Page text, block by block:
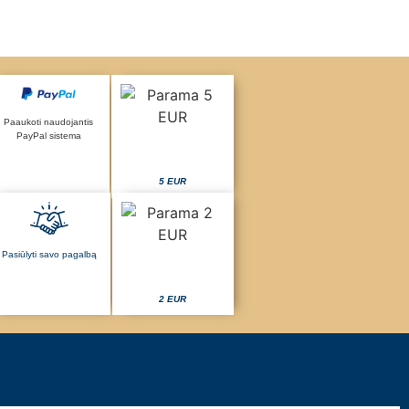
Paaukoti naudojantis
PayPal sistema
5 EUR
Pasiūlyti savo pagalbą
2 EUR